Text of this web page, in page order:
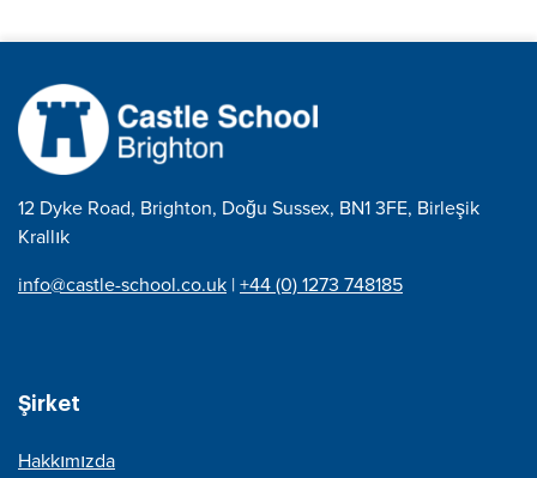
12 Dyke Road, Brighton, Doğu Sussex, BN1 3FE, Birleşik
Krallık
info@castle-school.co.uk |+44 (0) 1273 748185
Şirket
Hakkımızda